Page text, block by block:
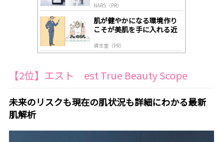
NARS（PR）
肌が健やかになる環境作り
こそが美肌を手に入れる近
資生堂（PR）
【2位】エスト est True Beauty Scope
未来のリスクも現在の肌状況も詳細にわかる最新
肌解析